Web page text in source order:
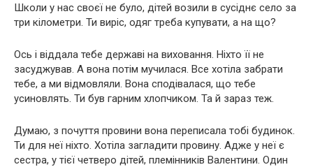
Школи у нас своєї не було, дітей возили в сусіднє село за
три кілометри. Ти виріс, одяг треба купувати, а на що?
Ось і віддала тебе державі на виховання. Ніхто її не
засуджував. А вона потім мучилася. Все хотіла забрати
тебе, а ми відмовляли. Вона сподівалася, що тебе
усиновлять. Ти був гарним хлопчиком. Та й зараз теж.
Думаю, з почуття провини вона переписала тобі будинок.
Ти для неї ніхто. Хотіла загладити провину. Адже у неї є
сестра, у тієї четверо дітей, племінників Валентини. Один